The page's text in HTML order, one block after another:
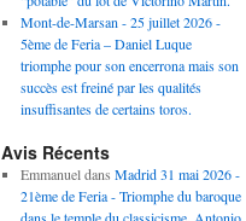
Mont-de-Marsan - 25 juillet 2026 -
5ème de Feria – Daniel Luque
triomphe pour son encerrona mais son
succès est freiné par les qualités
insuffisantes de certains toros.
Avis Récents
Emmanueldans Madrid 31 mai 2026 -
21ème de Feria - Triomphe du baroque